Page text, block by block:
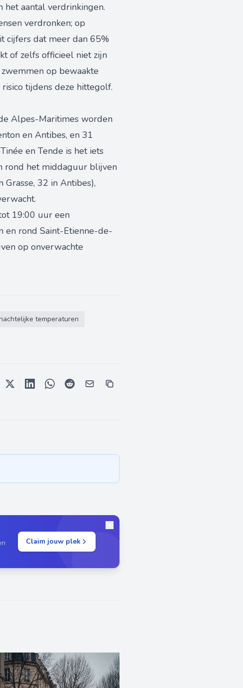
het aantal verdrinkingen.
verdronken; op
cijfers dat meer dan 65%
of zelfs officieel niet zijn
op bewaakte
tijdens deze hittegolf.
Alpes-Maritimes worden
en Antibes, en 31
en Tende is het iets
rond het middaguur blijven
32 in Antibes),
19:00 uur een
en rond Saint-Etienne-de-
op onverwachte
temperaturen
Claim jouw plek